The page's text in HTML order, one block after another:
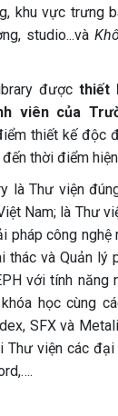
khu vực trưng
studio...và
được thiết
viên của
thiết kế độc
thời điểm hiện
là Thư viện
Nam; là Thư
pháp công nghệ
thác và Quản lý
với tính năng
học cùng
SFX và
Thư viện các đại